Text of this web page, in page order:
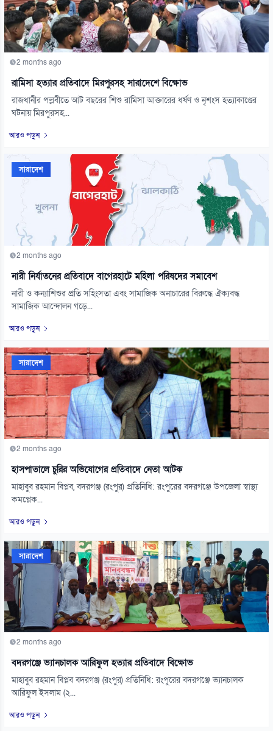
2 months ago
রামিসা হত্যার প্রতিবাদে মিরপুরসহ সারাদেশে বিক্ষোভ
রাজধানীর পল্লবীতে আট বছরের শিশু রামিসা আক্তারের ধর্ষণ ও নৃশংস হত্যাকাণ্ডের
ঘটনায় মিরপুরসহ...
আরও পড়ুন
সারাদেশ
2 months ago
নারী নির্যাতনের প্রতিবাদে বাগেরহাটে মহিলা পরিষদের সমাবেশ
নারী ও কন্যাশিশুর প্রতি সহিংসতা এবং সামাজিক অনাচারের বিরুদ্ধে ঐক্যবদ্ধ
সামাজিক আন্দোলন গড়ে...
আরও পড়ুন
সারাদেশ
2 months ago
হাসপাতালে চুরির অভিযোগের প্রতিবাদে নেতা আটক
মাহাবুব রহমান বিপ্লব, বদরগঞ্জ (রংপুর) প্রতিনিধি: রংপুরের বদরগঞ্জে উপজেলা স্বাস্থ্য
কমপ্লেক...
আরও পড়ুন
সারাদেশ
2 months ago
বদরগঞ্জে ভ্যানচালক আরিফুল হত্যার প্রতিবাদে বিক্ষোভ
মাহাবুব রহমান বিপ্লব বদরগঞ্জ (রংপুর) প্রতিনিধি: রংপুরের বদরগঞ্জে ভ্যানচালক
আরিফুল ইসলাম (২...
আরও পড়ুন